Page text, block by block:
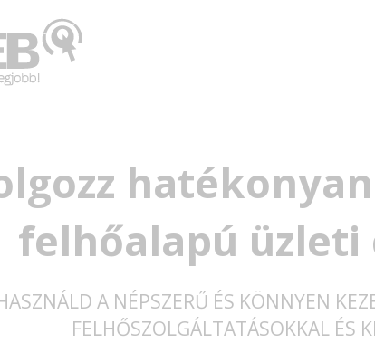
felhőalapú üzleti
A NÉPSZERŰ ÉS KÖNNYEN
FELHŐSZOLGÁLTATÁSOKKAL ÉS